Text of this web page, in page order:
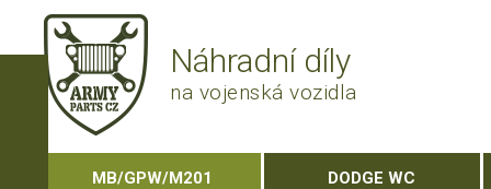
Náhradní díly
na vojenská vozidla
MB/GPW/M201 DODGE WC